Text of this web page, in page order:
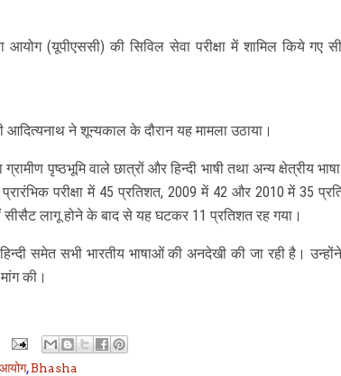
(यूपीएससी) की सिविल सेवा परीक्षा में शामिल किये गए
आदित्यनाथ ने शून्यकाल के दौरान यह मामला उठाया।
पृष्ठभूमि वाले छात्रों और हिन्दी भाषी तथा अन्य क्षेत्रीय
परीक्षा में 45 प्रतिशत, 2009 में 42 और 2010 में 35
सीसैट लागू होने के बाद से यह घटकर 11 प्रतिशत रह गया।
समेत सभी भारतीय भाषाओं की अनदेखी की जा रही है। उन्होंने
की।
,Bhasha